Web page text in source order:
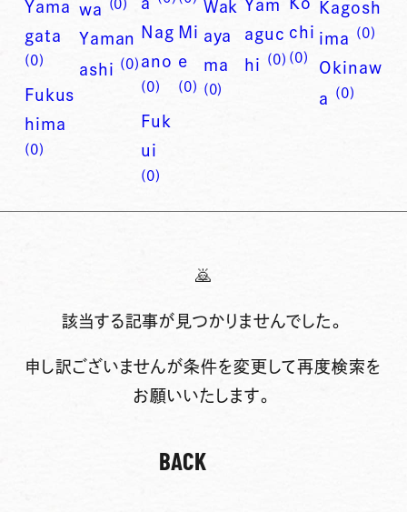
Yama
gata
(0)
Fukus
hima
(0)
wa
(0)
Yaman
ashi (0)
Nag
ano
(0)
Fuk
ui
(0)
Mi
e
(0)
Wak
aya
ma
(0)
Yam
aguc
hi
(0)
chi
(0)
Kagosh
ima
(0)
Okinaw
a
(0)
🙇
該当する記事が見つかりませんでした。
申し訳ございませんが条件を変更して再度検索を
お願いいたします。
BACK